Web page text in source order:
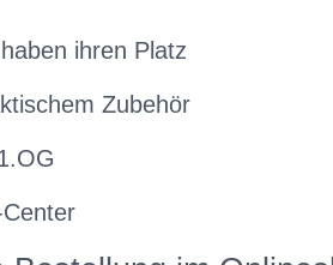
ihren Platz
Zubehör